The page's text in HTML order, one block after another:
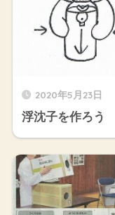
2020年5月23日
浮沈子を作ろう